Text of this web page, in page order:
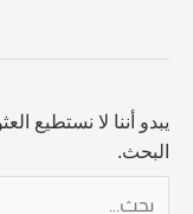
يبدو أننا لا نستطيع
البحث.